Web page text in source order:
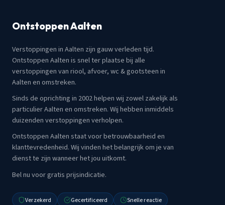
Ontstoppen Aalten
Verstoppingen in Aalten zijn gauw verleden tijd.
Ontstoppen Aalten is snel ter plaatse bij alle
verstoppingen van riool, afvoer, wc & gootsteen in
Aalten en omstreken.
Sinds de oprichting in 2002 helpen wij zowel zakelijk als
particulier Aalten en omstreken. Wij hebben inmiddels
duizenden verstoppingen verholpen.
Ontstoppen Aalten staat voor betrouwbaarheid en
klanttevredenheid. Wij vinden het belangrijk om je van
dienst te zijn wanneer het jou uitkomt.
Bel nu voor gratis prijsindicatie.
Verzekerd Gecertificeerd Snelle reactie